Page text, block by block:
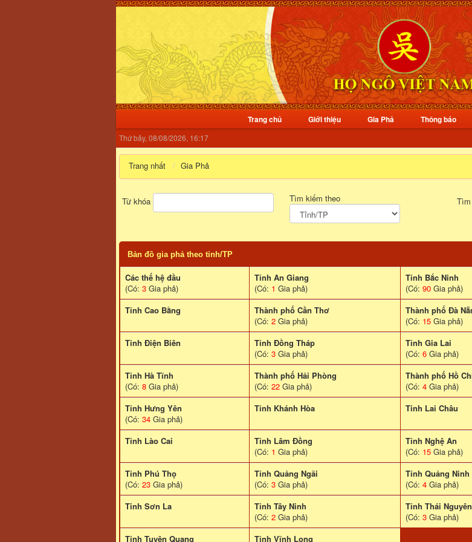
Trang chủ Giới thiệu Gia Phả Thông báo
Thứ bảy, 08/08/2026, 16:17
Trang nhất Gia Phả
Từ khóa Tìm kiếm theo
Bản đồ gia phả theo tỉnh/TP
Các thế hệ đầu
(Có: 3 Gia phả)
Tỉnh An Giang
(Có: 1 Gia phả)
Tỉnh Bắc Ninh
(Có: 90 Gia phả)
Tỉnh Cao Bằng
Thành phố Cần Thơ
(Có: 2 Gia phả)
Thành phố Đà
(Có: 15 Gia phả)
Tỉnh Điện Biên
Tỉnh Đồng Tháp
(Có: 3 Gia phả)
Tỉnh Gia Lai
(Có: 6 Gia phả)
Tỉnh Hà Tĩnh
(Có: 8 Gia phả)
Thành phố Hải Phòng
(Có: 22 Gia phả)
Thành phố Hồ
(Có: 4 Gia phả)
Tỉnh Hưng Yên
(Có: 34 Gia phả)
Tỉnh Khánh Hòa Tinh Lai Châu
Tỉnh Lào Cai
Tỉnh Lâm Đồng
(Có: 1 Gia phả)
Tỉnh Nghệ An
(Có: 15 Gia phả)
Tỉnh Phú Thọ
(Có: 23 Gia phả)
Tỉnh Quảng Ngãi
(Có: 3 Gia phả)
Tỉnh Quảng Ninh
(Có: 4 Gia phả)
Tinh Sơn La
Tỉnh Tây Ninh
(Có: 2 Gia phả)
Tỉnh Thái Nguyên
(Có: 3 Gia phả)
Tỉnh Tuyên Quang
Tỉnh Vĩnh Long